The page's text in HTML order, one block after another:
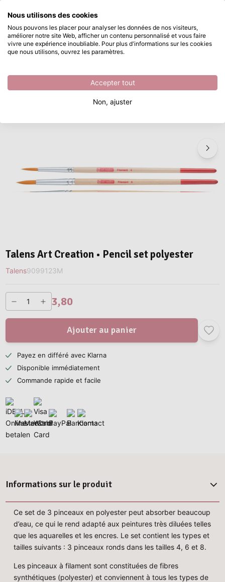
Passer au contenu principal
Disponible immédiatement Talens Art Creation • Pencil set polyester
/ Brosses universelles / Talens Art Creation • Pencil set polyester
Talens Art Creation • Pencil set polyester
Talens9099123M
3,80
Ajouter au panier
Payez en différé avec Klarna
Disponible immédiatement
Commande rapide et facile
Informations sur le produit
Ce set de 3 pinceaux en polyester peut absorber beaucoup
d’eau, ce qui le rend adapté aux peintures très diluées telles
que les aquarelles et les encres. Le set contient les types et
tailles suivants : 3 pinceaux ronds dans les tailles 4, 6 et 8.
Les pinceaux à filament sont constituées de fibres
synthétiques (polyester) et conviennent à tous les types de
Que recherchez-vous ?
Nous utilisons des cookies
Nous pouvons les placer pour analyser les données de nos visiteurs,
améliorer notre site Web, afficher un contenu personnalisé et vous faire
vivre une expérience inoubliable. Pour plus d'informations sur les cookies
que nous utilisons, ouvrez les paramètres.
Accepter tout
Non, ajuster